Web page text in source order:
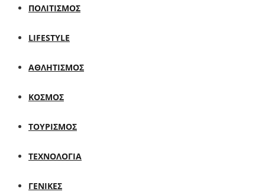
ΠΟΛΙΤΙΣΜΟΣ
LIFESTYLE
ΑΘΛΗΤΙΣΜΟΣ
ΚΟΣΜΟΣ
ΤΟΥΡΙΣΜΟΣ
ΤΕΧΝΟΛΟΓΙΑ
ΓΕΝΙΚΕΣ